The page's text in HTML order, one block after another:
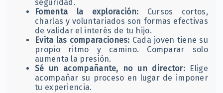
seguridad.
Fomenta la exploración: Cursos cortos,
charlas y voluntariados son formas efectivas
de validar el interés de tu hijo.
Evita las comparaciones: Cada joven tiene su
propio ritmo y camino. Comparar solo
aumenta la presión.
Sé un acompañante, no un director: Elige
acompañar su proceso en lugar de imponer
tu experiencia.